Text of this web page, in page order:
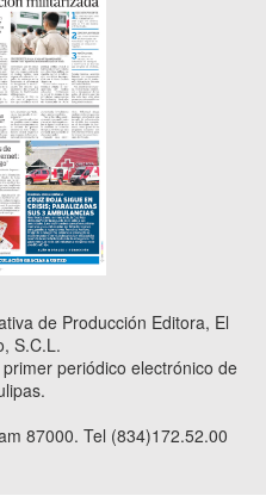
de Producción Editora, El
S.C.L.
periódico electrónico de
87000. Tel (834)172.52.00